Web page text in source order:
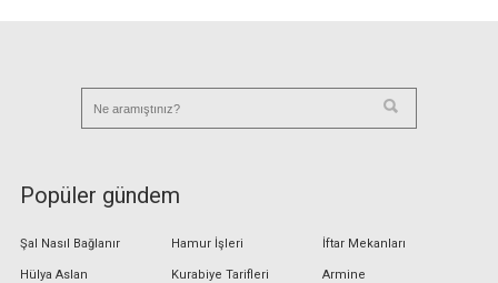
Popüler gündem
Şal Nasıl Bağlanır
Hülya Aslan
Hamur İşleri
Kurabiye Tarifleri
İftar Mekanları
Armine